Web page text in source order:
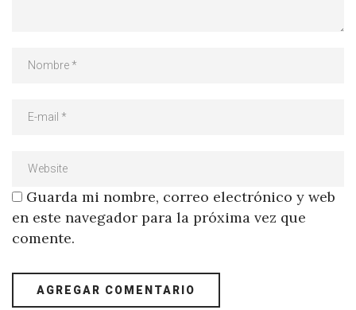
Guarda mi nombre, correo electrónico y web
en este navegador para la próxima vez que
comente.